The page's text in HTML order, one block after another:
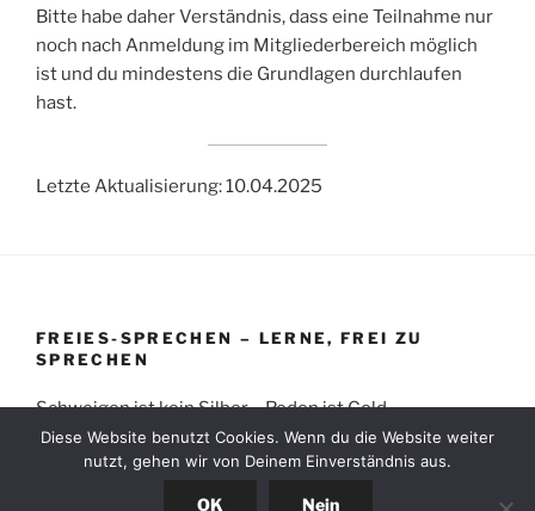
Bitte habe daher Verständnis, dass eine Teilnahme nur
noch nach Anmeldung im Mitgliederbereich möglich
ist und du mindestens die Grundlagen durchlaufen
hast.
Letzte Aktualisierung: 10.04.2025
FREIES-SPRECHEN – LERNE, FREI ZU
SPRECHEN
Schweigen ist kein Silber – Reden ist Gold
Diese Website benutzt Cookies. Wenn du die Website weiter
nutzt, gehen wir von Deinem Einverständnis aus.
OK Nein